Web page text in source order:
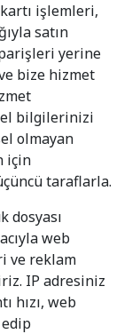
işlemleri,
satın
yerine
bize hizmet
bilgilerinizi
olmayan
için
taraflarla.
dosyası
web
ve reklam
IP adresiniz
hızı, web